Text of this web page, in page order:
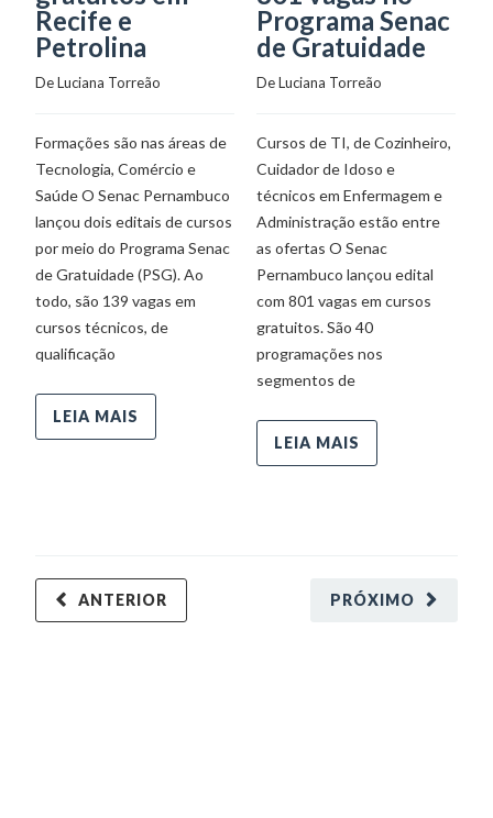
Recife e
Petrolina
De Luciana Torreão
Formações são nas áreas de
Tecnologia, Comércio e
Saúde O Senac Pernambuco
lançou dois editais de cursos
por meio do Programa Senac
de Gratuidade (PSG). Ao
todo, são 139 vagas em
cursos técnicos, de
qualificação
LEIA MAIS
Programa Senac
de Gratuidade
De Luciana Torreão
Cursos de TI, de Cozinheiro,
Cuidador de Idoso e
técnicos em Enfermagem e
Administração estão entre
as ofertas O Senac
Pernambuco lançou edital
com 801 vagas em cursos
gratuitos. São 40
programações nos
segmentos de
LEIA MAIS
PRÓXIMO
ANTERIOR